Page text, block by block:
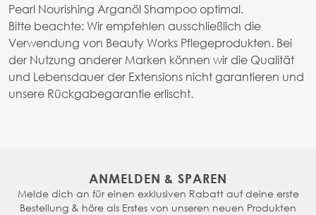
Pearl Nourishing Arganöl Shampoo optimal.
Bitte beachte: Wir empfehlen ausschließlich die
Verwendung von Beauty Works Pflegeprodukten. Bei
der Nutzung anderer Marken können wir die Qualität
und Lebensdauer der Extensions nicht garantieren und
unsere Rückgabegarantie erlischt.
ANMELDEN & SPAREN
Melde dich an für einen exklusiven Rabatt auf deine erste
Bestellung & höre als Erstes von unseren neuen Produkten